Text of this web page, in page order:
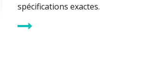
spécifications exactes.